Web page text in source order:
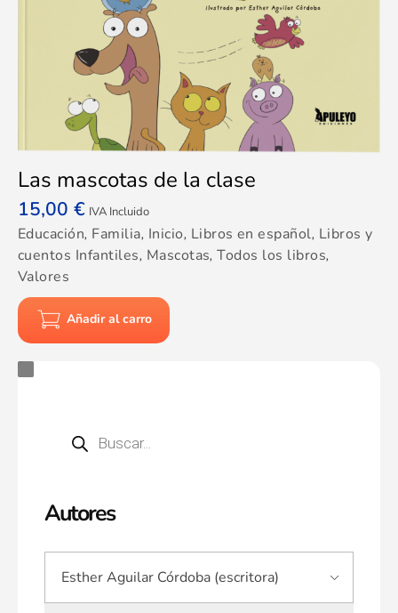
Autores
Las mascotas de la clase
15,00 € IVA Incluido
Educación, Familia, Inicio, Libros en español, Libros y
cuentos Infantiles, Mascotas,Todos los libros,
Valores
Añadir al carro